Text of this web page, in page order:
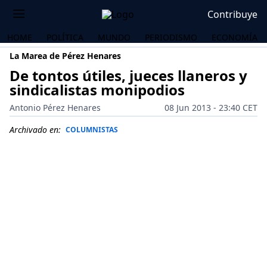
Contribuye
HOME POLÍTICA MUNDO PERIODISMO
ECONOMÍA
La Marea de Pérez Henares
De tontos útiles, jueces llaneros y
sindicalistas monipodios
Antonio Pérez Henares
08 Jun 2013 - 23:40 CET
Archivado en: COLUMNISTAS